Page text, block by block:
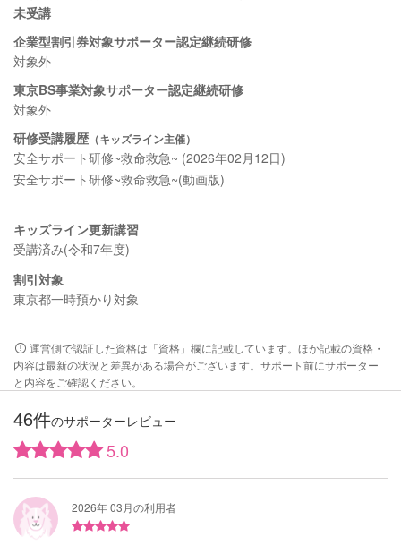
未受講
企業型割引券対象サポーター認定継続研修
対象外
東京BS事業対象サポーター認定継続研修
対象外
研修受講履歴 （キッズライン主催）
安全サポート研修~救命救急~ (2026年02月12日)
安全サポート研修~救命救急~(動画版)
キッズライン更新講習
受講済み(令和7年度)
割引対象
東京都一時預かり対象
運営側で認証した資格は「資格」欄に記載しています。ほか記載の資格・
内容は最新の状況と差異がある場合がございます。サポート前にサポーター
と内容をご確認ください。
46件のサポーターレビュー
5.0
2026年 03月の利用者